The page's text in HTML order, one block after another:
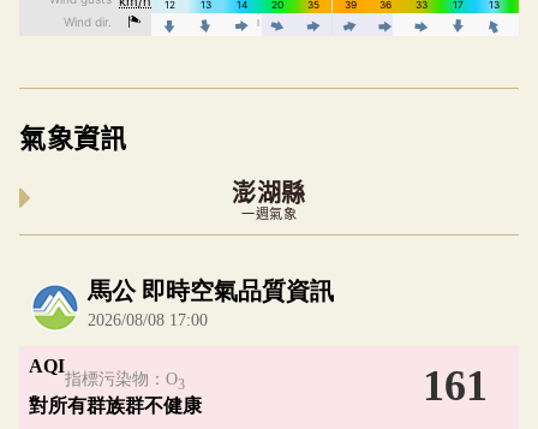
氣象資訊
澎湖縣
一週氣象
內嵌空氣品質小工具為視覺預覽，完整即時空